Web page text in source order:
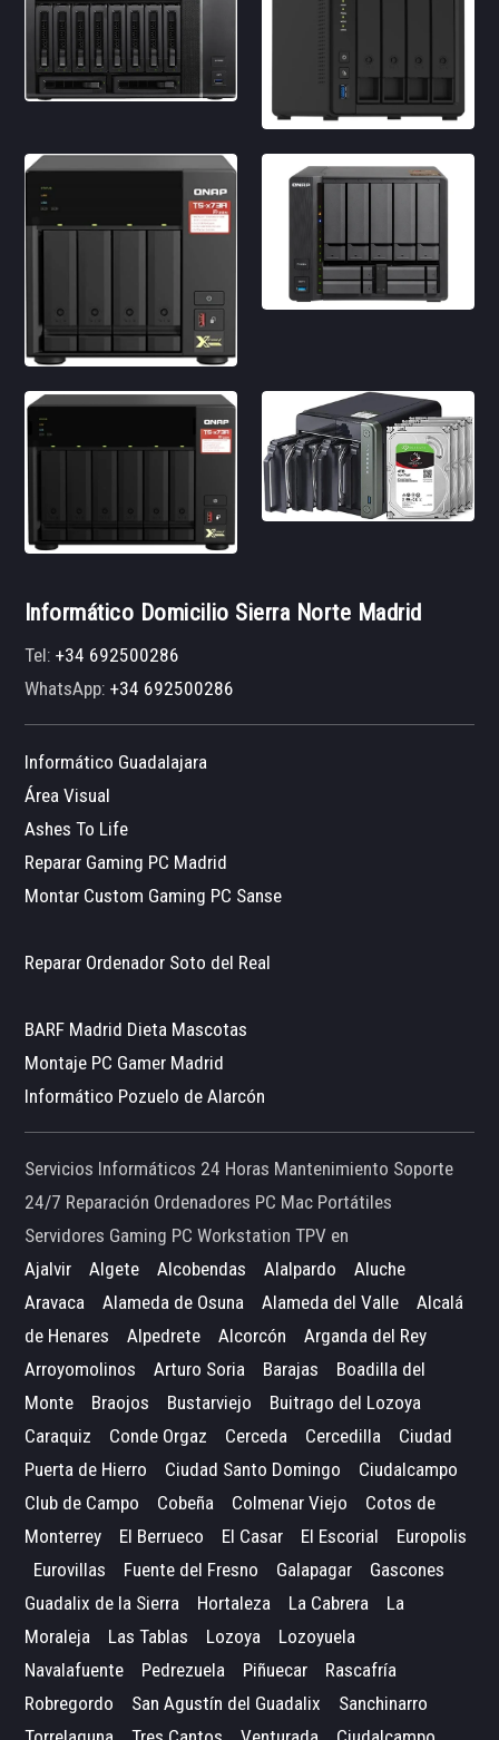
Informático Domicilio Sierra Norte Madrid
Tel:+34 692500286
WhatsApp:+34 692500286
Informático Guadalajara
Área Visual
Ashes To Life
Reparar Gaming PC Madrid
Montar Custom Gaming PC Sanse
Reparar Ordenador Soto del Real
BARF Madrid Dieta Mascotas
Montaje PC Gamer Madrid
Informático Pozuelo de Alarcón
Servicios Informáticos 24 Horas Mantenimiento Soporte
24/7 Reparación Ordenadores PC Mac Portátiles
Servidores Gaming PC Workstation TPV en
Ajalvir
Algete Alcobendas Alalpardo
Aluche
Aravaca
Alameda de Osuna Alameda del Valle
Alcalá
de Henares
Alpedrete Alcorcón
Arganda del Rey
Arroyomolinos
Arturo Soria Barajas
Boadilla del
Monte
Braojos Bustarviejo
Buitrago del Lozoya
Caraquiz
Conde Orgaz Cerceda Cercedilla
Ciudad
Puerta de Hierro
Ciudad Santo Domingo
Ciudalcampo
Club de Campo
Cobeña Colmenar Viejo
Cotos de
Monterrey
El Berrueco El Casar El Escorial
Europolis
Eurovillas
Fuente del Fresno Galapagar
Gascones
Guadalix de la Sierra
Hortaleza La Cabrera
La
Moraleja
Las Tablas Lozoya
Lozoyuela
Navalafuente
Pedrezuela Piñuecar
Rascafría
Robregordo
San Agustín del Guadalix
Sanchinarro